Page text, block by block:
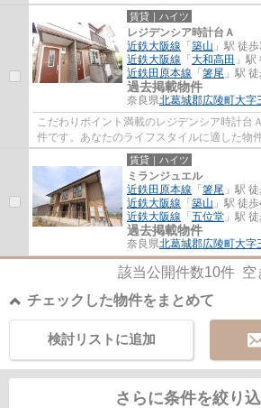
し込むバルコニーがあります。アイリスＦＡ...
賃貸｜ハイツ
レジデンシア時計台Ａ
近鉄大阪線 「 築山 」駅 徒
近鉄大阪線 「 大和高田 」
近鉄田原本線 「 箸尾 」駅
過去掲載物件
奈良県北葛城郡広陵町大字
こだわりポイント満載のレジデンシア時計台
件です。あなたのライフスタイルに適した物
ンショップの当社にお任せ下さい。多種多...
賃貸｜ハイツ
ミランジュエル
近鉄田原本線 「 箸尾 」駅
近鉄大阪線 「 築山 」駅 徒
近鉄大阪線 「 五位堂 」駅
過去掲載物件
奈良県北葛城郡広陵町大字
該当公開件数10件 空
チェックした物件をまとめて
検討リストに追加
さらに条件を絞り